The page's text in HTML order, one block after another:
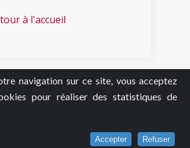
navigation sur ce site, vous acceptez
pour réaliser des statistiques de
Accepter Refuser
à l'accueil